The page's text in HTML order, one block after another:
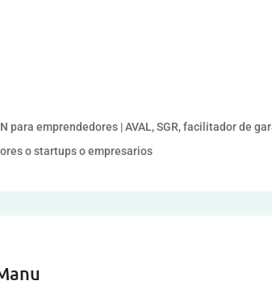
para emprendedores | AVAL, SGR, facilitador de
o startups o empresarios